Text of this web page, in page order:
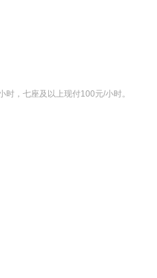
，七座及以上现付100元/小时。